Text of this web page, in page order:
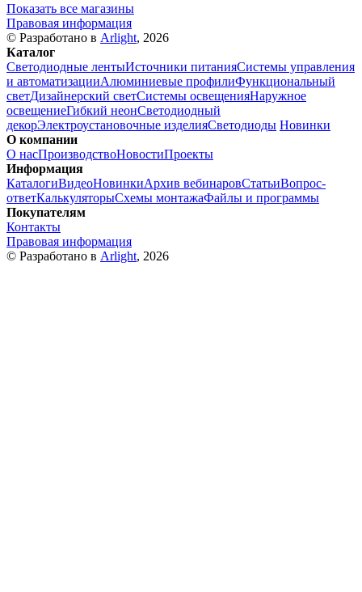
Показать все магазины
Правовая информация
© Разработано в Arlight, 2026
Каталог
Светодиодные лентыИсточники питанияСистемы управления
и автоматизацииАлюминиевые профилиФункциональный
светДизайнерский светСистемы освещенияНаружное
освещениеГибкий неонСветодиодный
декорЭлектроустановочные изделияСветодиоды Новинки
О компании
О насПроизводствоНовостиПроекты
Информация
КаталогиВидеоНовинкиАрхив вебинаровСтатьиВопрос-
ответКалькуляторыСхемы монтажаФайлы и программы
Покупателям
Контакты
Правовая информация
© Разработано в Arlight, 2026